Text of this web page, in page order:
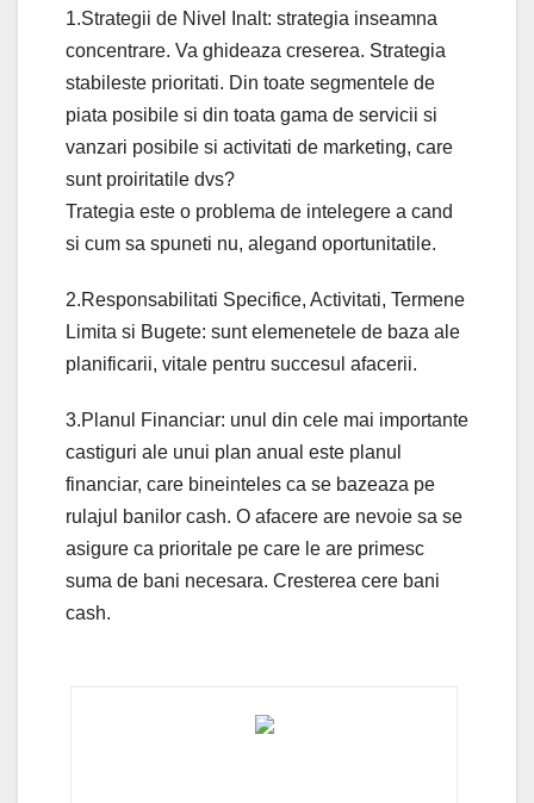
1.Strategii de Nivel Inalt: strategia inseamna
concentrare. Va ghideaza creserea. Strategia
stabileste prioritati. Din toate segmentele de
piata posibile si din toata gama de servicii si
vanzari posibile si activitati de marketing, care
sunt proiritatile dvs?
Trategia este o problema de intelegere a cand
si cum sa spuneti nu, alegand oportunitatile.
2.Responsabilitati Specifice, Activitati, Termene
Limita si Bugete: sunt elemenetele de baza ale
planificarii, vitale pentru succesul afacerii.
3.Planul Financiar: unul din cele mai importante
castiguri ale unui plan anual este planul
financiar, care bineinteles ca se bazeaza pe
rulajul banilor cash. O afacere are nevoie sa se
asigure ca prioritale pe care le are primesc
suma de bani necesara. Cresterea cere bani
cash.